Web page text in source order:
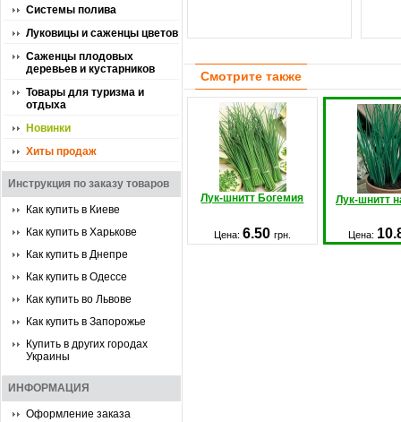
Системы полива
Луковицы и саженцы цветов
Саженцы плодовых
деревьев и кустарников
Товары для туризма и
отдыха
Новинки
Хиты продаж
Инструкция по заказу товаров
Как купить в Киеве
Как купить в Харькове
Как купить в Днепре
Как купить в Одессе
Как купить во Львове
Как купить в Запорожье
Купить в других городах
Украины
ИНФОРМАЦИЯ
Оформление заказа
Смотрите также
Лук-шнитт Богемия Лук-шнитт
Цена: 6.50 грн. Цена: